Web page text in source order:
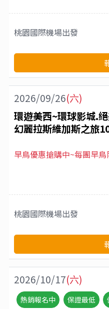
桃園國際機場出發
2026/09/26(六)
環遊美西~環球影城.
幻麗拉斯維加斯之旅
早鳥優惠搶購中~每團早
桃園國際機場出發
2026/10/17(六)
熱銷報名中 保證最低